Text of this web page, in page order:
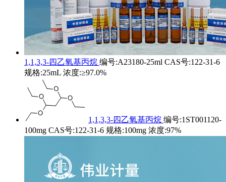
1,1,3,3-四乙氧基丙烷 编号:A23180-25ml CAS号:122-31-6
规格:25mL 浓度:≥97.0%
1,1,3,3-四乙氧基丙烷 编号:1ST001120-
100mg CAS号:122-31-6 规格:100mg 浓度:97%